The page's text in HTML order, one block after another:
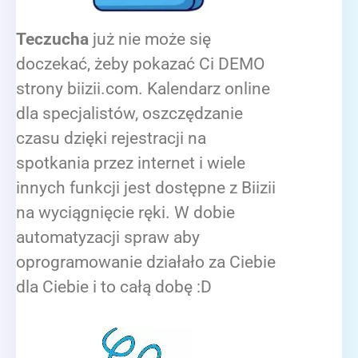
Teczucha już nie może się
doczekać, żeby pokazać Ci DEMO
strony biizii.com. Kalendarz online
dla specjalistów, oszczędzanie
czasu dzięki rejestracji na
spotkania przez internet i wiele
innych funkcji jest dostępne z Biizii
na wyciągnięcie ręki. W dobie
automatyzacji spraw aby
oprogramowanie działało za Ciebie
dla Ciebie i to całą dobę :D